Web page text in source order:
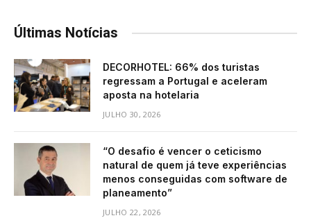
Últimas Notícias
DECORHOTEL: 66% dos turistas
regressam a Portugal e aceleram
aposta na hotelaria
JULHO 30, 2026
“O desafio é vencer o ceticismo
natural de quem já teve experiências
menos conseguidas com software de
planeamento”
JULHO 22, 2026